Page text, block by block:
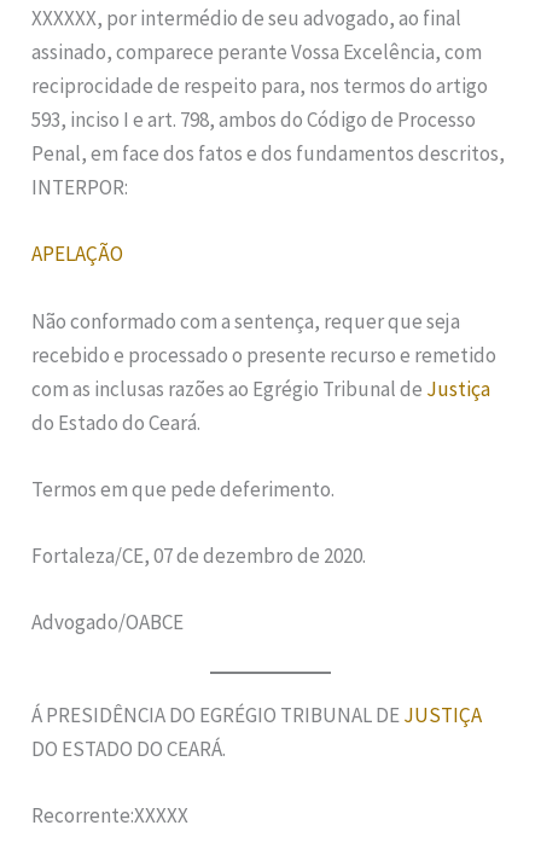
XXXXXX, por intermédio de seu advogado, ao final
assinado, comparece perante Vossa Excelência, com
reciprocidade de respeito para, nos termos do artigo
593, inciso I e art. 798, ambos do Código de Processo
Penal, em face dos fatos e dos fundamentos descritos,
INTERPOR:
APELAÇÃO
Não conformado com a sentença, requer que seja
recebido e processado o presente recurso e remetido
com as inclusas razões ao Egrégio Tribunal de Justiça
do Estado do Ceará.
Termos em que pede deferimento.
Fortaleza/CE, 07 de dezembro de 2020.
Advogado/OABCE
Á PRESIDÊNCIA DO EGRÉGIO TRIBUNAL DEJUSTIÇA
DO ESTADO DO CEARÁ.
Recorrente:XXXXX